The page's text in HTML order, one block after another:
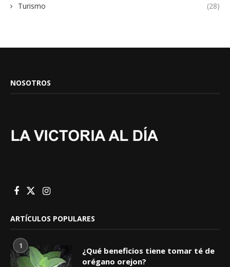
Turismo (28)
NOSOTROS
ARTÍCULOS POPULARES
1
¿Qué beneficios tiene tomar té de
orégano orejon?